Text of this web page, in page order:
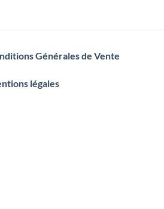
Générales de Vente
légales